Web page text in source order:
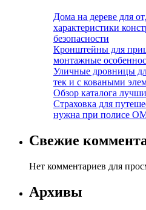
Дома на дереве для
характеристики
безопасности
Кронштейны для
монтажные
Уличные дровницы
тек и с коваными
Обзор каталога
Страховка для
нужна при полисе
Свежие
Нет комментариев для
Архивы